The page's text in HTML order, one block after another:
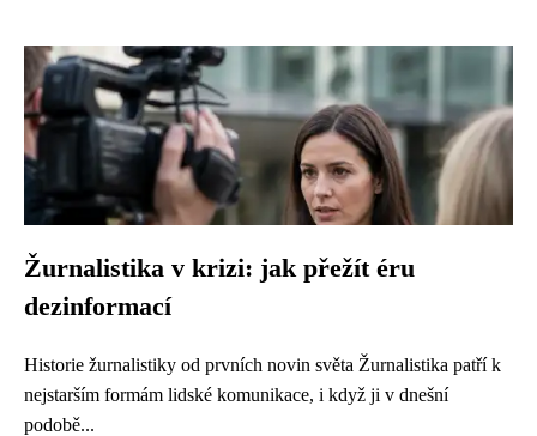
Žurnalistika v krizi: jak přežít éru
dezinformací
Historie žurnalistiky od prvních novin světa Žurnalistika patří k
nejstarším formám lidské komunikace, i když ji v dnešní
podobě...